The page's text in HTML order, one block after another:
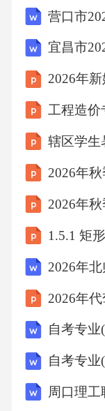
2026年
辖区学生
2026年